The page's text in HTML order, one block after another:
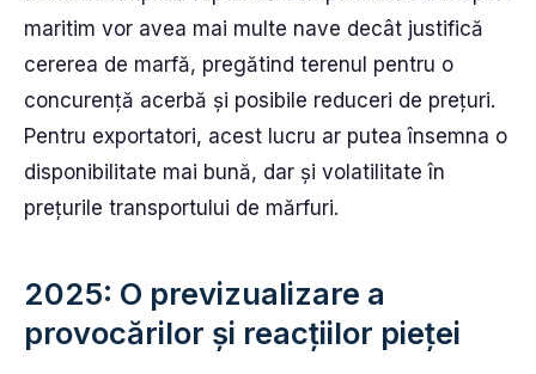
maritim vor avea mai multe nave decât justifică
cererea de marfă, pregătind terenul pentru o
concurență acerbă și posibile reduceri de prețuri.
Pentru exportatori, acest lucru ar putea însemna o
disponibilitate mai bună, dar și volatilitate în
prețurile transportului de mărfuri.
2025: O previzualizare a
provocărilor și reacțiilor pieței